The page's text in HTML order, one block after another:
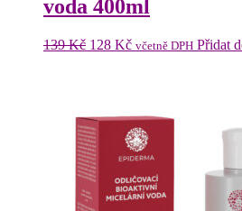
voda 400ml
139Kč Původní
128 KčAktuální
včetně DPH Přidat